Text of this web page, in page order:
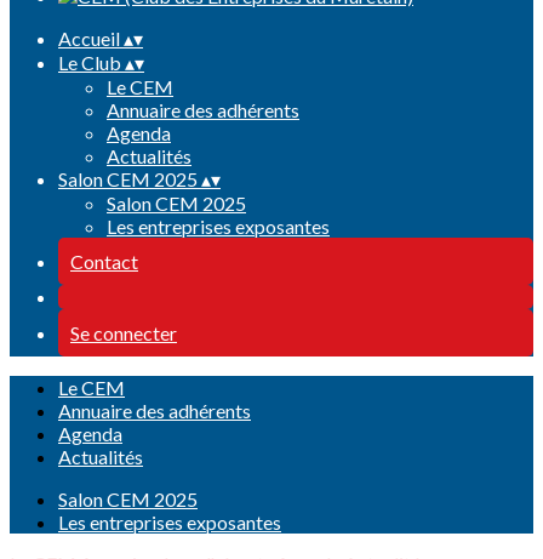
Accueil▴▾
Le Club ▴▾
Le CEM
Annuaire des adhérents
Agenda
Actualités
Salon CEM 2025▴▾
Salon CEM 2025
Les entreprises exposantes
Contact
Se connecter
Le CEM
Annuaire des adhérents
Agenda
Actualités
Salon CEM 2025
Les entreprises exposantes